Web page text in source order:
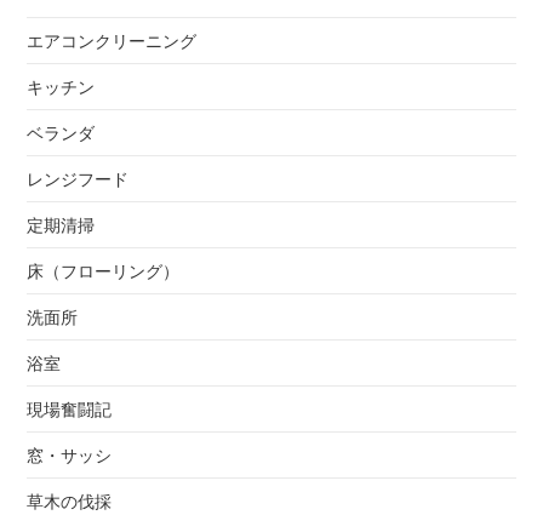
エアコンクリーニング
キッチン
ベランダ
レンジフード
定期清掃
床（フローリング）
洗面所
浴室
現場奮闘記
窓・サッシ
草木の伐採